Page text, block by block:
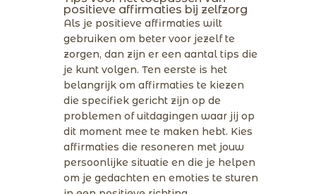
positieve affirmaties bij zelfzorg
Als je positieve affirmaties wilt
gebruiken om beter voor jezelf te
zorgen, dan zijn er een aantal tips die
je kunt volgen. Ten eerste is het
belangrijk om affirmaties te kiezen
die specifiek gericht zijn op de
problemen of uitdagingen waar jij op
dit moment mee te maken hebt. Kies
affirmaties die resoneren met jouw
persoonlijke situatie en die je helpen
om je gedachten en emoties te sturen